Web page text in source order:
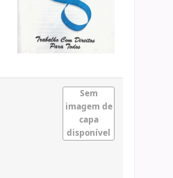
Sem
imagem de
capa
disponível